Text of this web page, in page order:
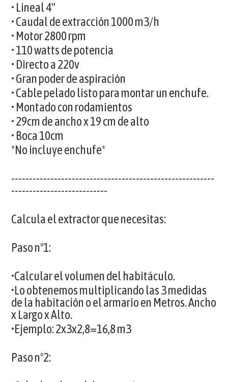
• Lineal 4"
• Caudal de extracción 1000 m3/h
• Motor 2800 rpm
• 110 watts de potencia
• Directo a 220v
• Gran poder de aspiración
• Cable pelado listo para montar un enchufe.
• Montado con rodamientos
• 29cm de ancho x 19 cm de alto
• Boca 10cm
*No incluye enchufe*
---------------------------------------------------------
---------------------------
Calcula el extractor que necesitas:
Paso nº1:
•Calcular el volumen del habitáculo.
•Lo obtenemos multiplicando las 3 medidas
de la habitación o el armario en Metros. Ancho
x Largo x Alto.
•Ejemplo: 2x3x2,8=16,8 m3
Paso nº2: